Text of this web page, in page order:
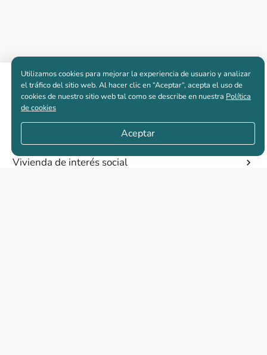
Apartamentos nuevos
Casas nuevas en venta
Vivienda de interés social
Utilizamos cookies para mejorar la experiencia de usuario y analizar
el tráfico del sitio web. Al hacer clic en “Aceptar“, acepta el uso de
cookies de nuestro sitio web tal como se describe en nuestra Política
de cookies
Aceptar